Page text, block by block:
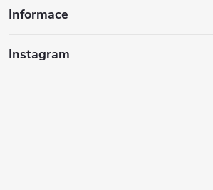
Informace
Instagram